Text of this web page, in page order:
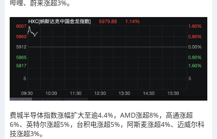
哔哩、 蔚来涨超3%。
费城半导体指数涨幅扩大至逾4.4%，AMD涨超8%， 高通涨超
6%、英特尔涨超5%，台积电涨超5%，阿斯麦涨超4%、迈威尔科
技涨超3%。